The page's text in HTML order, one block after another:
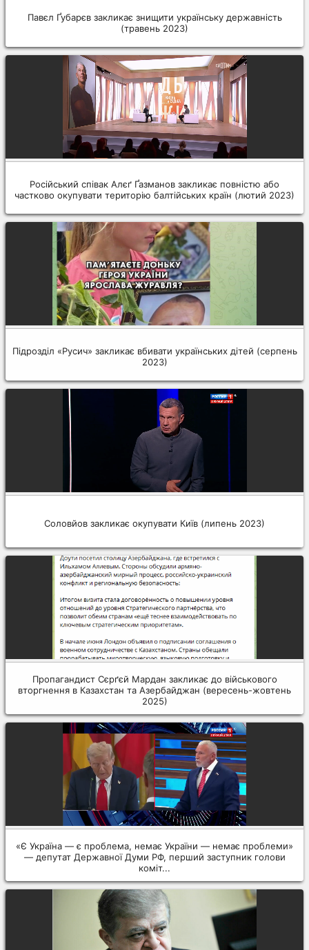
Павєл Ґубарєв закликає знищити українську державність
(травень 2023)
Російський співак Алєґ Ґазманов закликає повністю або
частково окупувати територію балтійських країн (лютий 2023)
Підрозділ «Русич» закликає вбивати українських дітей (серпень
2023)
Соловйов закликає окупувати Київ (липень 2023)
Пропагандист Сєрґєй Мардан закликає до військового
вторгнення в Казахстан та Азербайджан (вересень-жовтень
2025)
«Є Україна — є проблема, немає України — немає проблеми»
— депутат Державної Думи РФ, перший заступник голови
коміт...